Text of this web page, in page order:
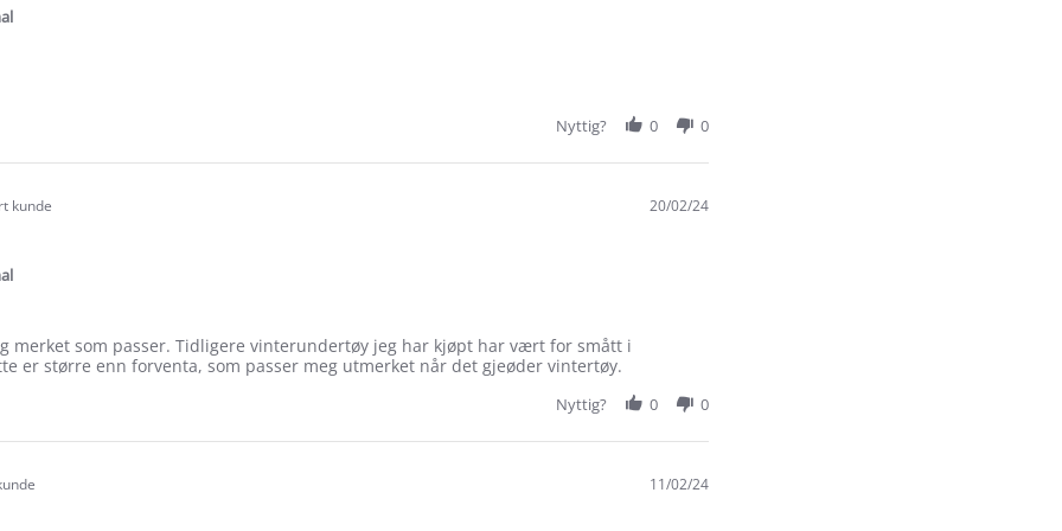
Nyttig? 0 0
kunde 20/02/24
merket som passer. Tidligere vinterundertøy jeg har kjøpt har vært for smått i
er større enn forventa, som passer meg utmerket når det gjeøder vintertøy.
Nyttig? 0 0
11/02/24